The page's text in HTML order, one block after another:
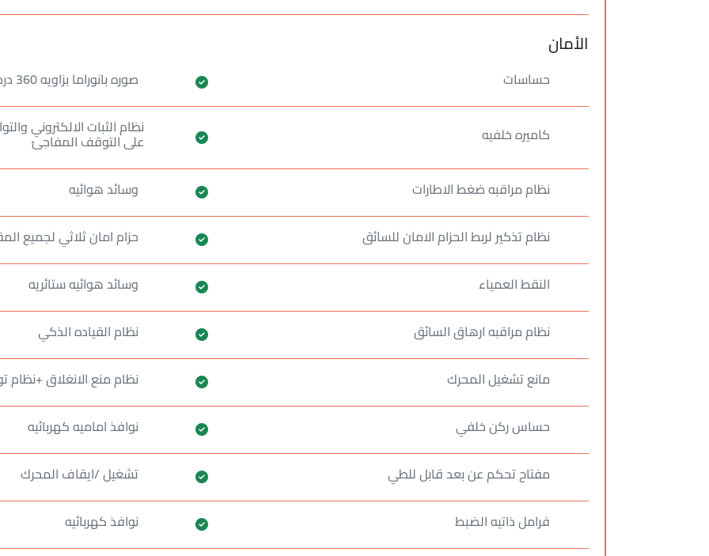
الأمان
حساسات صوره بانوراما بزاويه 360 درجه
كاميره خلفيه نظام الثبات الالكتروني
على التوقف المفاجئ
نظام مراقبه ضغط الاطارات
وسائد هوائيه
نظام تذكير لربط الحزام الامان للسائق
حزام امان ثلاثي لجميع
النقط العمياء
وسائد هوائيه ستائريه
نظام مراقبه ارهاق السائق
نظام القياده الذكي
مانع تشغيل المحرك
نظام منع الانغلاق +نظام
حساس ركن خلفي
نوافذ اماميه كهربائيه
مفتاح تحكم عن بعد قابل للطي
تشغيل /ايقاف المحرك
فرامل ذاتيه الضبط
نوافذ كهربائيه